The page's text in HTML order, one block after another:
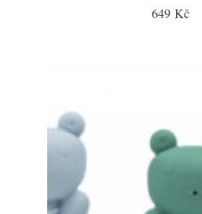
649 Kč